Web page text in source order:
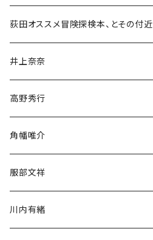
和書
文学・小説・物語
随筆・ノンフィクション・その他
荻田オススメ冒険探検本、とその付近
井上奈奈
高野秀行
角幡唯介
服部文祥
川内有緒